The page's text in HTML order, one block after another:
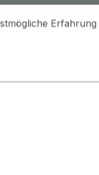
in die dunklen
Erfahrung